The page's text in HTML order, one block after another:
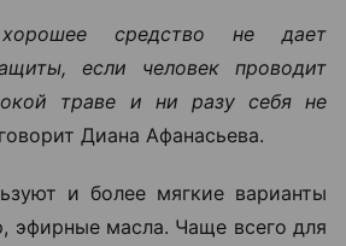
средство не дает
если человек проводит
траве и ни разу себя не
говорит Диана Афанасьева.
и более мягкие варианты
эфирные масла. Чаще всего для